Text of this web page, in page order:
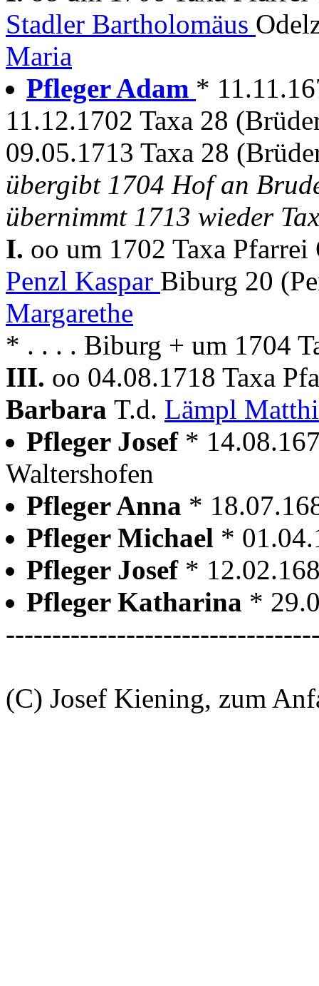
Stadler Bartholomäus
Maria
Pfleger Adam *
11.12.1702 Taxa 28
09.05.1713 Taxa 28
übergibt 1704 Hof an
übernimmt 1713 wieder
I. oo um 1702 Taxa
Penzl Kaspar Biburg 20
Margarethe
* . . . . Biburg + um 1704
III. oo 04.08.1718 Taxa
Barbara T.d. Lämpl
Pfleger Josef *
Waltershofen
Pfleger Anna *
Pfleger Michael *
Pfleger Josef *
Pfleger Katharina *
(C) Josef Kiening, zum